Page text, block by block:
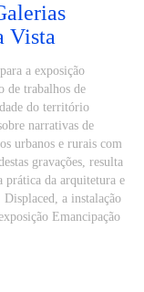
Vista
a exposição
de trabalhos de
do território
narrativas de
urbanos e rurais com
gravações, resulta
prática da arquitetura e
a instalação
Emancipação